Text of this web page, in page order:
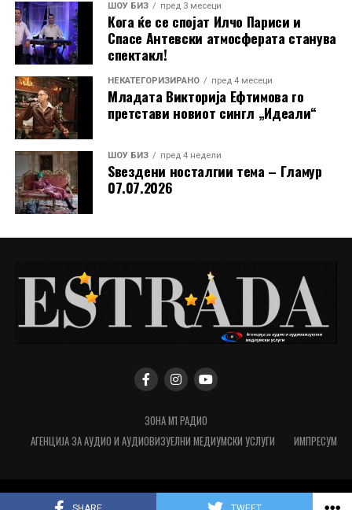
ШОУ БИЗ пред 3 месеци
Кога ќе се спојат Илчо Париси и
Спасе Антевски атмосферата станува
спектакл!
НЕКАТЕГОРИЗИРАНО пред 4 месеци
Младата Викторија Ефтимова го
претстави новиот сингл „Идеали“
ШОУ БИЗ пред 4 недели
Ѕвездени носталгии тема – Гламур
07.07.2026
ЗОНА М1 РАДИО
АГЕНЦИЈА ЗА АУДИО И АУДИОВИЗУЕЛНИ МЕДИУМСКИ УСЛУГИ
ИМПРЕСУМ
Copyright © 2026 ESTRADA